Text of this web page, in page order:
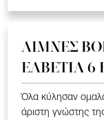
ΛΙΜΝΕΣ
ΕΛΒΕΤΙΑ 6
Όλα κύλησαν
άριστη γνώστης